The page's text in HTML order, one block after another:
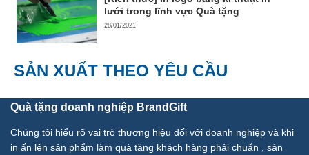
lưới trong lĩnh vực Quà tặng
28/01/2021
SẢN XUẤT THEO YÊU CẦU
Quà tặng doanh nghiệp BrandGift
Chúng tôi hiểu rõ vai trò thương hiệu đối với doanh nghiệp và khi
in ấn lên sản phẩm làm quà tặng khách hàng phải chuẩn , sản